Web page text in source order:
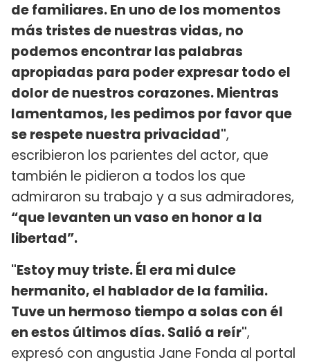
de familiares. En uno de los momentos
más tristes de nuestras vidas, no
podemos encontrar las palabras
apropiadas para poder expresar todo el
dolor de nuestros corazones. Mientras
lamentamos, les pedimos por favor que
se respete nuestra privacidad",
escribieron los parientes del actor, que
también le pidieron a todos los que
admiraron su trabajo y a sus admiradores,
“que levanten un vaso en honor a la
libertad”.
"Estoy muy triste. Él era mi dulce
hermanito, el hablador de la familia.
Tuve un hermoso tiempo a solas con él
en estos últimos días. Salió a reír",
expresó con angustia Jane Fonda al portal